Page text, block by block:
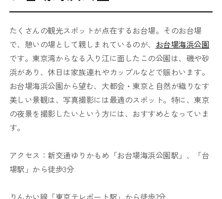
たくさんの観光スポットが点在するお台場。そのお台場
で、憩いの場として親しまれているのが、 お台場海浜公園
です。東京湾からなる入り江に面したこの公園は、磯や砂
浜があり、休日は家族連れやカップルなどで賑わいます。
お台場海浜公園から望む、大都会・東京と自然が織りなす
美しい景観は、写真撮影には最適のスポット。特に、東京
の夜景を撮影したいという方には、おすすめとなっていま
す。
アクセス：新交通ゆりかもめ「お台場海浜公園駅」、「台
場駅」から徒歩3分